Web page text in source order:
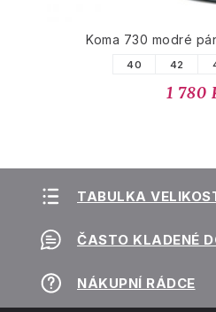
Koma 730 modré
40 42
1 780
TABULKA
ČASTO KLADENÉ
NÁKUPNÍ RÁDCE